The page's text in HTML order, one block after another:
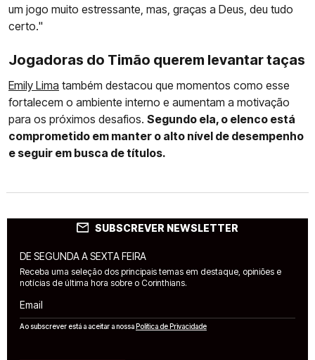
um jogo muito estressante, mas, graças a Deus, deu tudo
certo."
Jogadoras do Timão querem levantar taças
Emily Lima também destacou que momentos como esse
fortalecem o ambiente interno e aumentam a motivação
para os próximos desafios. Segundo ela, o elenco está
comprometido em manter o alto nível de desempenho
e seguir em busca de títulos.
SUBSCREVER NEWSLETTER
DE SEGUNDA A SEXTA FEIRA
Receba uma seleção dos principais temas em destaque, opiniões e
notícias de última hora sobre o Corinthians.
Email
Ao subscrever está a aceitar a nossaPolítica de Privacidade